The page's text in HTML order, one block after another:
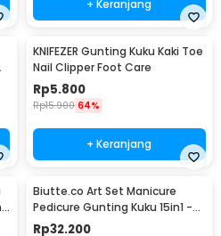
+ Keranjang
KNIFEZER Gunting Kuku Kaki Toe
Nail Clipper Foot Care
Rp5.800
Rp15.900 64%
+ Keranjang
Biutte.co Art Set Manicure
Pedicure Gunting Kuku 15in1 -
MR-6103
Rp32.200